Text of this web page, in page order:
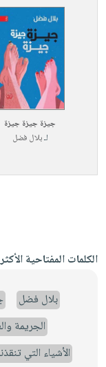
جيزة جيزة جيزة
لـبلال فضل
الكلمات المفتاحية
بلال فضل
الجريمة
الأشياء التي